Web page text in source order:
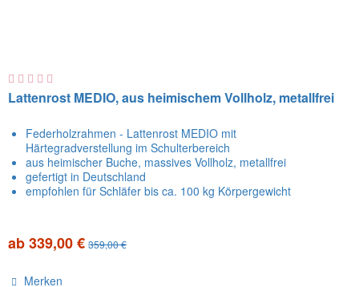
Lattenrost MEDIO, aus heimischem Vollholz, metallfrei
Federholzrahmen - Lattenrost MEDIO mit
Härtegradverstellung im Schulterbereich
aus heimischer Buche, massives Vollholz, metallfrei
gefertigt in Deutschland
empfohlen für Schläfer bis ca. 100 kg Körpergewicht
ab 339,00 € 359,00 €
Merken